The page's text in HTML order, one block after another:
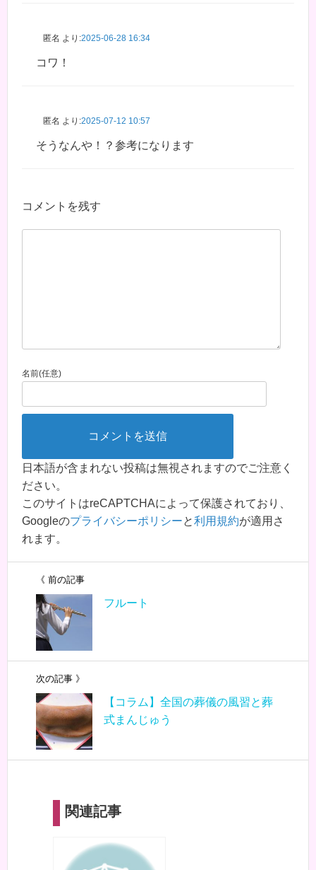
匿名 より:2025-06-28 16:34
コワ！
匿名 より:2025-07-12 10:57
そうなんや！？参考になります
コメントを残す
名前(任意)
日本語が含まれない投稿は無視されますのでご注意く
ださい。
このサイトはreCAPTCHAによって保護されており、
Googleのプライバシーポリシーと利用規約が適用さ
れます。
《 前の記事
フルート
次の記事 》
【コラム】全国の葬儀の風習と葬
式まんじゅう
関連記事